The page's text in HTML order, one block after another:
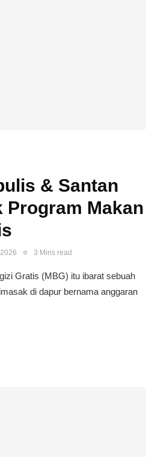
& Santan
Makan
3 Mins read
Gratis (MBG) itu ibarat sebuah
di dapur bernama anggaran